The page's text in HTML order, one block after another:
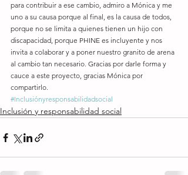
para contribuir a ese cambio, admiro a Mónica y me
uno a su causa porque al final, es la causa de todos,
porque no se limita a quienes tienen un hijo con
discapacidad, porque PHINE es incluyente y nos
invita a colaborar y a poner nuestro granito de arena
al cambio tan necesario. Gracias por darle forma y
cauce a este proyecto, gracias Mónica por
compartirlo.
#Inclusiónyresponsabilidadsocial
Inclusión y responsabilidad social